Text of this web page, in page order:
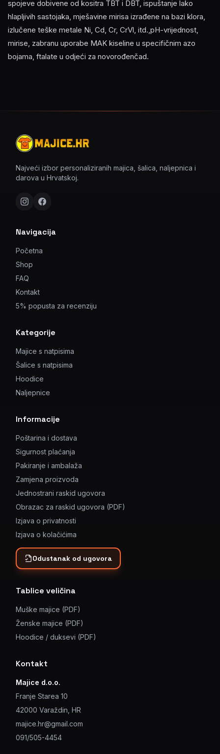
spojeve dobivene od kositra TBT i DBT, ispuštanje lako
hlapljivih sastojaka, mješavine mirisa izrađene na bazi klora,
izlučene teške metale Ni, Cd, Cr, CrVl, itd.,pH-vrijednost,
mirise, zabranu uporabe MAK kiseline u specifičnim azo
bojama, ftalate u odjeći za novorođenčad.
Najveći izbor personaliziranih majica, šalica, naljepnica i
darova u Hrvatskoj.
Navigacija
Početna
Shop
FAQ
Kontakt
5% popusta za recenziju
Kategorije
Majice s natpisima
Šalice s natpisima
Hoodice
Naljepnice
Informacije
Poštarina i dostava
Sigurnost plaćanja
Pakiranje i ambalaža
Zamjena proizvoda
Jednostrani raskid ugovora
Obrazac za raskid ugovora (PDF)
Izjava o privatnosti
Izjava o kolačićima
Odustanak od ugovora
Tablice veličina
Muške majice (PDF)
Ženske majice (PDF)
Hoodice / duksevi (PDF)
Kontakt
Majice d.o.o.
Franje Starea 10
42000 Varaždin, HR
majice.hr@gmail.com
091/505-4454